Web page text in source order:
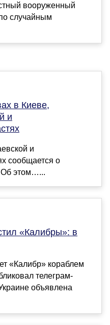
вооруженный
случайным
в Киеве,
и
и
сообщается о
Об этом…...
«Калибры»: в
«Калибр» кораблем
телеграм-
объявлена